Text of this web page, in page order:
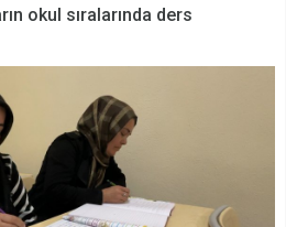
okul sıralarında ders